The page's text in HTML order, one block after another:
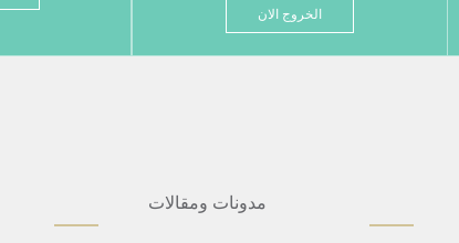
الخروج الان
مدونات ومقالات